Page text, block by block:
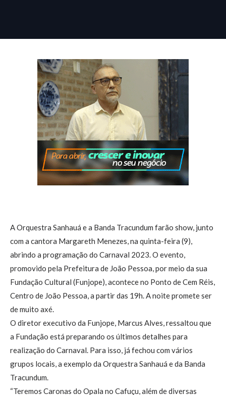
A Orquestra Sanhauá e a Banda Tracundum farão show, junto
com a cantora Margareth Menezes, na quinta-feira (9),
abrindo a programação do Carnaval 2023. O evento,
promovido pela Prefeitura de João Pessoa, por meio da sua
Fundação Cultural (Funjope), acontece no Ponto de Cem Réis,
Centro de João Pessoa, a partir das 19h. A noite promete ser
de muito axé.
O diretor executivo da Funjope, Marcus Alves, ressaltou que
a Fundação está preparando os últimos detalhes para
realização do Carnaval. Para isso, já fechou com vários
grupos locais, a exemplo da Orquestra Sanhauá e da Banda
Tracundum.
“Teremos Caronas do Opala no Cafuçu, além de diversas